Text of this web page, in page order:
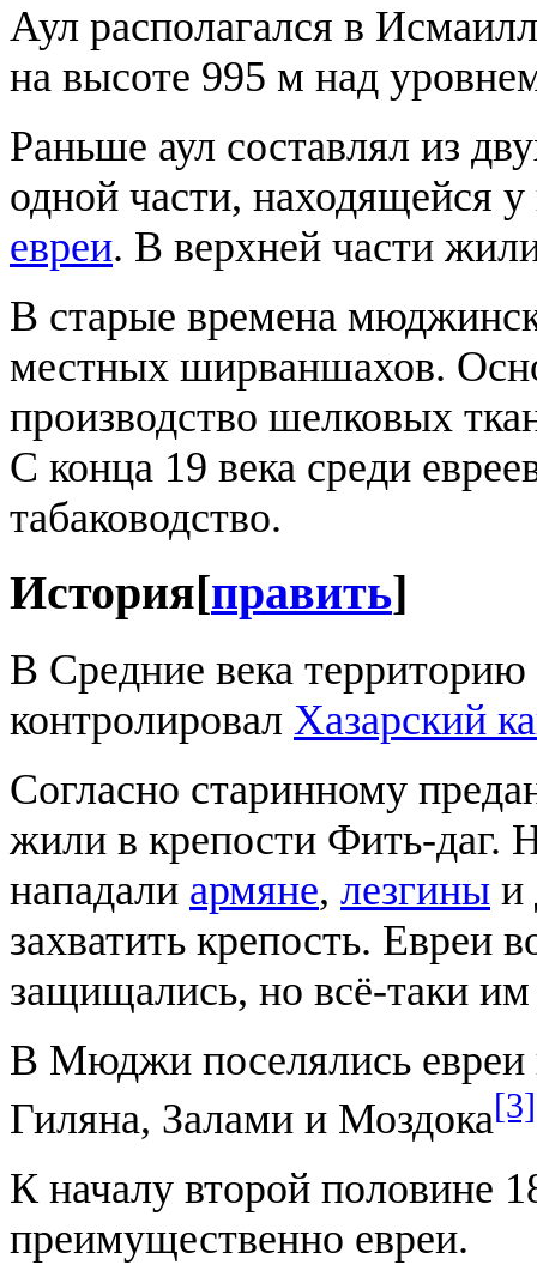
Аул располагался в
на высоте 995 м над
Раньше аул составлял из
одной части, находящейся
евреи. В верхней части
В старые времена
местных ширваншахов.
производство шелковых
С конца 19 века среди
табаководство.
История [править]
В Средние века
контролировал Хазарский
Согласно старинному
жили в крепости Фить-даг.
нападали армяне, лезгины и
захватить крепость. Евреи
защищались, но всё-таки
В Мюджи поселялись
Гиляна, Залами и Моздока[3]
К началу второй половине
преимущественно евреи.